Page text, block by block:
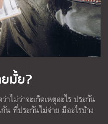
มั้ย?
ไม่ว่าจะเกิดเหตุอะไร ประกัน
ที่ประกันไม่จ่าย มีอะไรบ้าง